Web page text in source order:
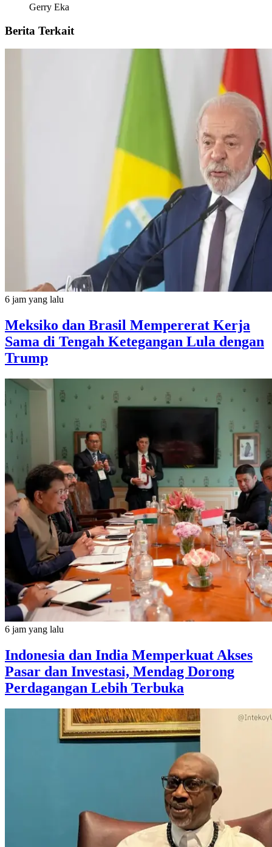
Gerry Eka
Berita Terkait
6 jam yang lalu
Meksiko dan Brasil Mempererat Kerja
Sama di Tengah Ketegangan Lula dengan
Trump
6 jam yang lalu
Indonesia dan India Memperkuat Akses
Pasar dan Investasi, Mendag Dorong
Perdagangan Lebih Terbuka